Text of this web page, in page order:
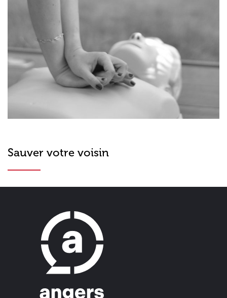
Sauver votre voisin